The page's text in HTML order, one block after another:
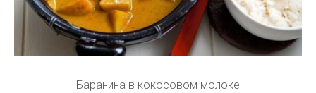
Баранина в кокосовом молоке